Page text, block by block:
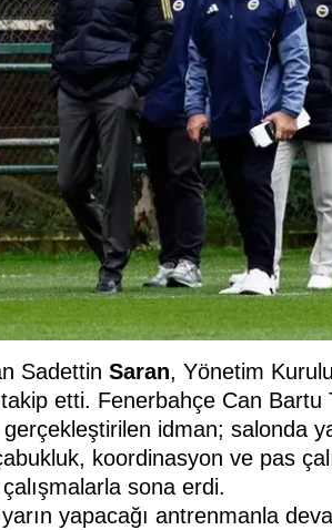
Sadettin Saran, Yönetim
etti. Fenerbahçe Can Bartu
idman; salonda
koordinasyon ve pas
sona erdi.
yarın yapacağı antrenmanla